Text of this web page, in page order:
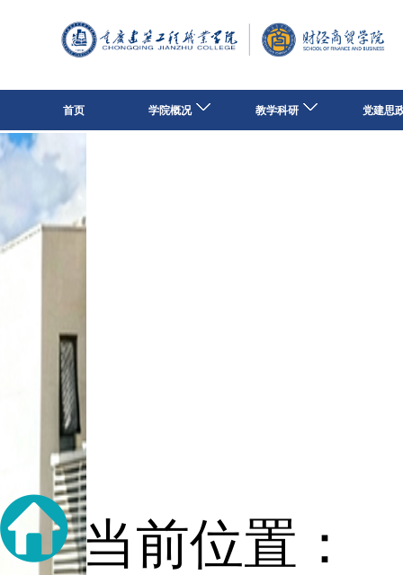
首页 学院概况 教学科研 党建思
当前位置：